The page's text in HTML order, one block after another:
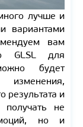
лучше и
вариантами
вам
GLSL для
будет
изменения,
результата и
получать не
но и